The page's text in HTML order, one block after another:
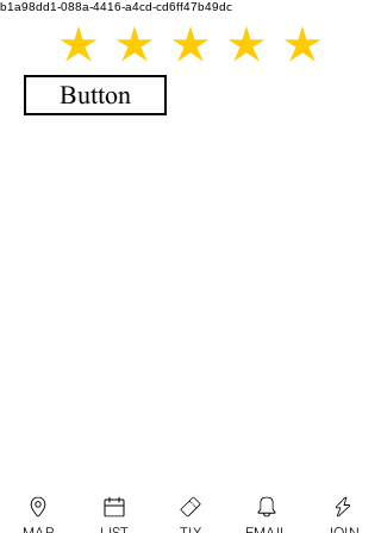
b1a98dd1-088a-4416-a4cd-cd6ff47b49dc
Button